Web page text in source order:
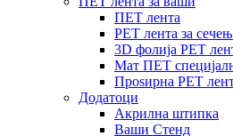
ПЕТ лента
PET лента за
3D фолија PET
Мат ПЕТ
Проѕирна PET
Додатоци
Акрилна штипка
Ваши Стенд